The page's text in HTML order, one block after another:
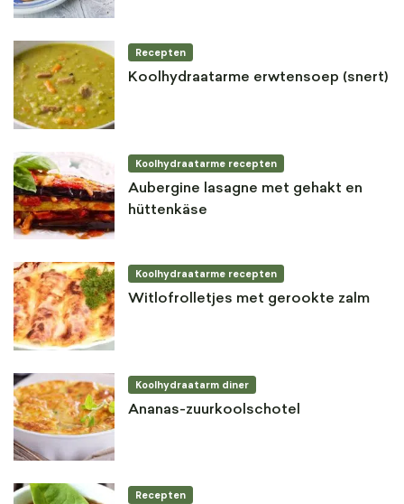
Recepten
Koolhydraatarme erwtensoep (snert)
Koolhydraatarme recepten
Aubergine lasagne met gehakt en
hüttenkäse
Koolhydraatarme recepten
Witlofrolletjes met gerookte zalm
Koolhydraatarm diner
Ananas-zuurkoolschotel
Recepten